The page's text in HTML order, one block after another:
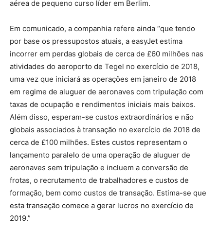
aérea de pequeno curso líder em Berlim.
Em comunicado, a companhia refere ainda “que tendo
por base os pressupostos atuais, a easyJet estima
incorrer em perdas globais de cerca de £60 milhões nas
atividades do aeroporto de Tegel no exercício de 2018,
uma vez que iniciará as operações em janeiro de 2018
em regime de aluguer de aeronaves com tripulação com
taxas de ocupação e rendimentos iniciais mais baixos.
Além disso, esperam-se custos extraordinários e não
globais associados à transação no exercício de 2018 de
cerca de £100 milhões. Estes custos representam o
lançamento paralelo de uma operação de aluguer de
aeronaves sem tripulação e incluem a conversão de
frotas, o recrutamento de trabalhadores e custos de
formação, bem como custos de transação. Estima-se que
esta transação comece a gerar lucros no exercício de
2019.”